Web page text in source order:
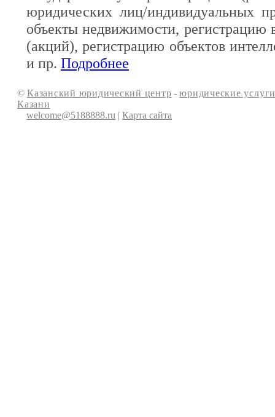
юридических лиц/индивидуальных
объекты недвижимости, регистрацию
(акций), регистрацию объектов
и пр. Подробнее
© Казанский юридический центр -юридические
Казани
welcome@5188888.ru | Карта сайта